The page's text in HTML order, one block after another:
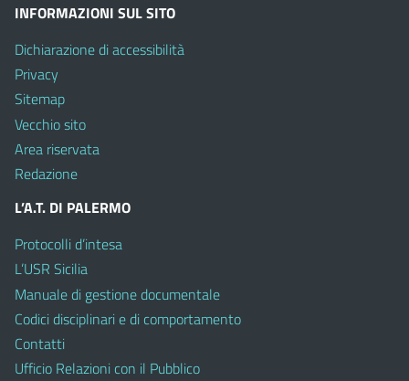
INFORMAZIONI SUL SITO
Dichiarazione di accessibilità
Privacy
Sitemap
Vecchio sito
Area riservata
Redazione
L’A.T. DI PALERMO
Protocolli d’intesa
L’USR Sicilia
Manuale di gestione documentale
Codici disciplinari e di comportamento
Contatti
Ufficio Relazioni con il Pubblico